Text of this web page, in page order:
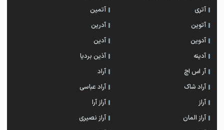
آتری
آتمین
آتوین
آدرین
آدوین
آدین
آدینه
آذین بردیا
آر اس اچ
آراد
آراد شاک
آراد عباسی
آراز
آراز آرا
آراز المان
آراز نصیری